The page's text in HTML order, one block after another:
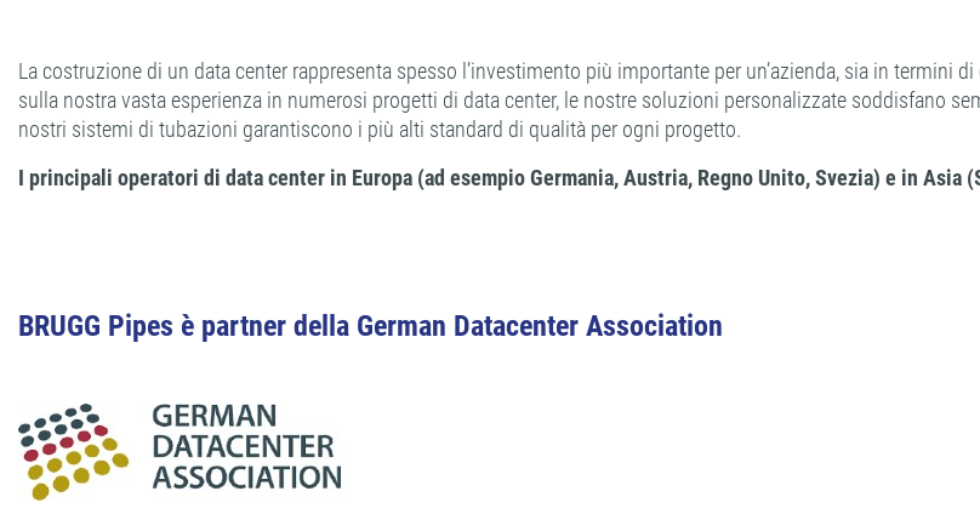
La costruzione di un data center rappresenta spesso l’investimento più importante per un’azienda, sia in termini
sulla nostra vasta esperienza in numerosi progetti di data center, le nostre soluzioni personalizzate soddisfano
nostri sistemi di tubazioni garantiscono i più alti standard di qualità per ogni progetto.
I principali operatori di data center in Europa (ad esempio Germania, Austria, Regno Unito, Svezia) e in Asia
BRUGG Pipes è partner della German Datacenter Association